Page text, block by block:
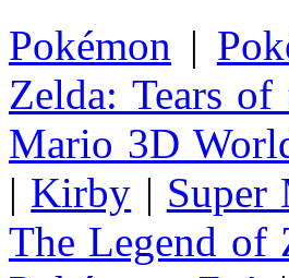
Pokémon |
Zelda: Tears
Mario 3D
| Kirby | Super
The Legend of